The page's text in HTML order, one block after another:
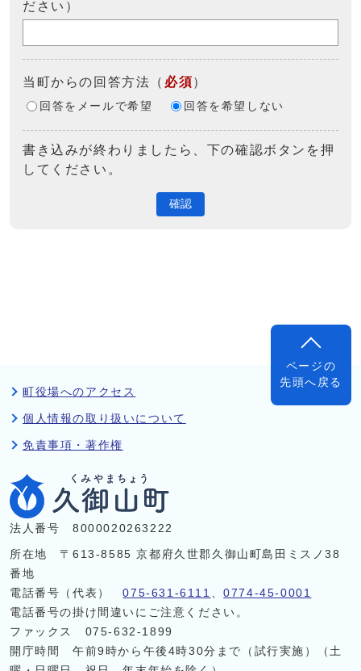
ださい）
当町からの回答方法 （ 必須）
回答をメールで希望 回答を希望しない
書き込みが終わりましたら、下の確認ボタンを押
してください。
確認
ページの
先頭へ戻る
町役場へのアクセス
個人情報の取り扱いについて
免責事項・著作権
法人番号 8000020263222
所在地 〒613-8585 京都府久世郡久御山町島田ミスノ38
番地
電話番号（代表）075-631-6111 、0774-45-0001
電話番号の掛け間違いにご注意ください。
ファックス 075-632-1899
開庁時間 午前9時から午後4時30分まで（試行実施）（土